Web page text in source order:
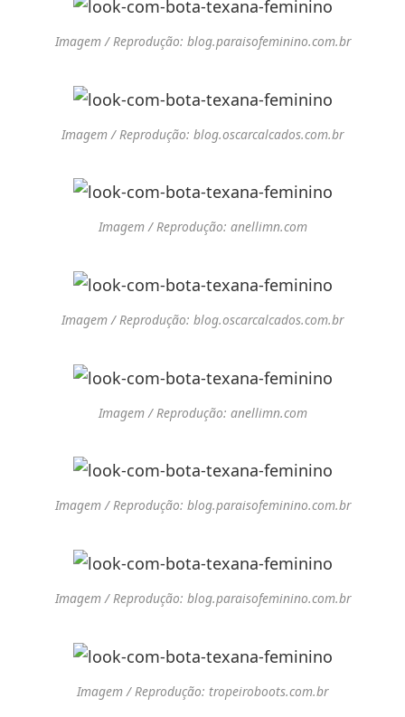
Imagem / Reprodução: blog.paraisofeminino.com.br
Imagem / Reprodução: blog.oscarcalcados.com.br
Imagem / Reprodução: anellimn.com
Imagem / Reprodução: blog.oscarcalcados.com.br
Imagem / Reprodução: anellimn.com
Imagem / Reprodução: blog.paraisofeminino.com.br
Imagem / Reprodução: blog.paraisofeminino.com.br
Imagem / Reprodução: tropeiroboots.com.br